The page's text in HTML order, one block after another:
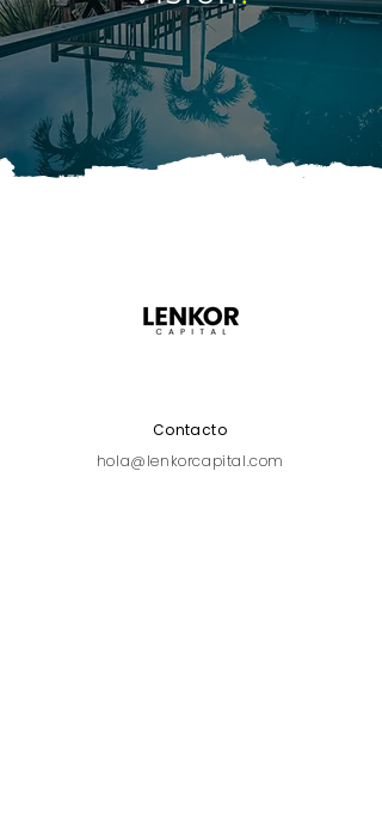
Contacto
hola@lenkorcapital.com